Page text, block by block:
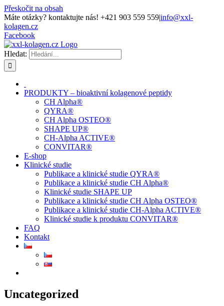
Přeskočit na obsah
Máte otázky? kontaktujte nás! +421 903 559 559|info@xxl-
kolagen.cz
Facebook
Hledat:
PRODUKTY – bioaktivní kolagenové peptidy
CH Alpha®
QYRA®
CH Alpha OSTEO®
SHAPE UP®
CH-Alpha ACTIVE®
CONVITAR®
E-shop
Klinické studie
Publikace a klinické studie QYRA®
Publikace a klinické studie CH Alpha®
Klinické studie SHAPE UP
Publikace a klinické studie CH Alpha OSTEO®
Publikace a klinické studie CH-Alpha ACTIVE®
Klinické studie k produktu CONVITAR®
FAQ
Kontakt
Uncategorized